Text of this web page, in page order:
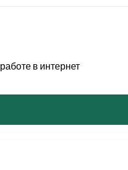
в интернет